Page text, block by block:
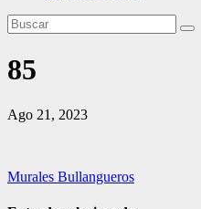
85
Ago 21, 2023
Navegación
Murales Bullangueros